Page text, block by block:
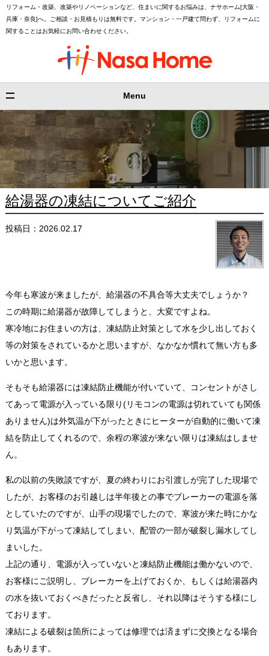
リフォーム・改築、改築やリノベーションなど、住まいに関するお悩みは、ナサホーム[大阪・
兵庫・奈良]へ。ご相談・お見積もりは無料です。マンション・一戸建て問わず、リフォームに
関することはお気軽にお問い合わせください。
Menu
給湯器の凍結についてご紹介
投稿日：2026.02.17
今年も寒波が来ましたが、給湯器の不具合等大丈夫でしょうか？
この時期に給湯器が故障してしまうと、大変ですよね。
寒冷地にお住まいの方は、凍結防止対策として水を少し出しておく
等の対策をされているかと思いますが、なかなか慣れて無い方も多
いかと思います。
そもそも給湯器には凍結防止機能が付いていて、コンセントがさし
てあって電源が入っている限り(リモコンの電源は切れていても関係
ありません)は外気温が下がったときにヒーターが自動的に働いて凍
結を防止してくれるので、余程の寒波が来ない限りは凍結はしませ
ん。
私の以前の失敗談ですが、夏の終わりにお引渡しが完了した現場で
したが、お客様のお引越しは半年後との事でブレーカーの電源を落
としていたのですが、山手の現場でしたので、寒波が来た時にかな
り気温が下がって凍結してしまい、配管の一部が破裂し漏水してし
まいした。
上記の通り、電源が入っていないと凍結防止機能は働かないので、
お客様にご説明し、ブレーカーを上げておくか、もしくは給湯器内
の水を抜いておくべきだったと反省し、それ以降はそうする様にし
ております。
凍結による破裂は箇所によっては修理では済まずに交換となる場合
もあります。